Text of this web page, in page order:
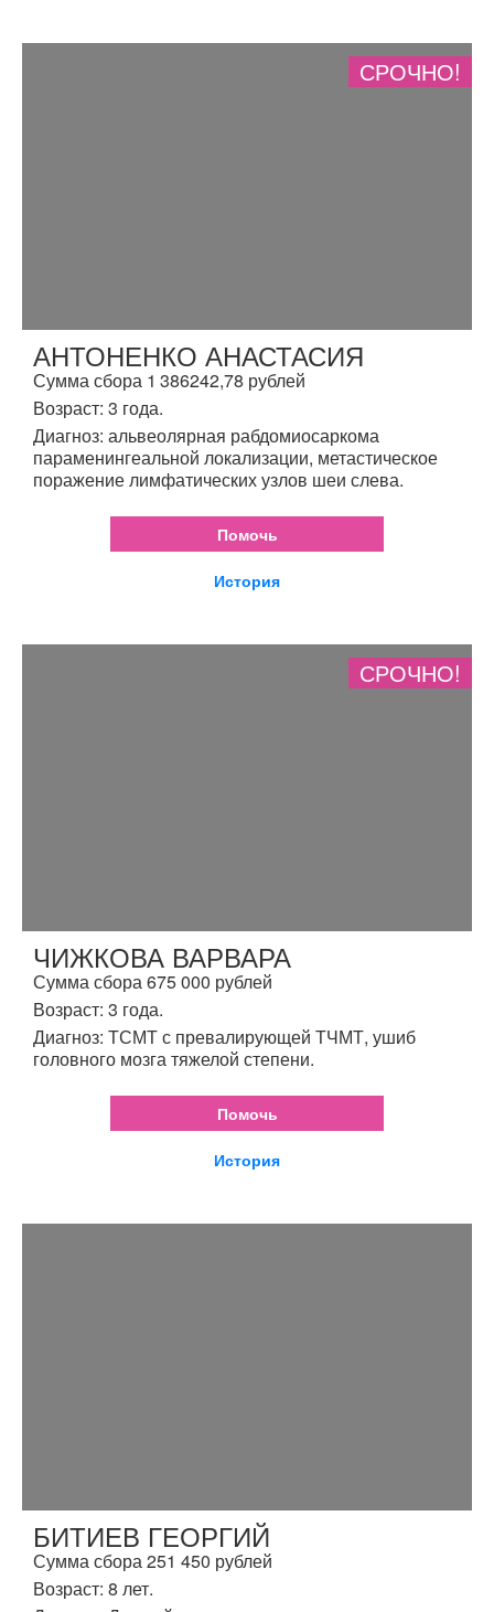
СРОЧНО!
АНТОНЕНКО АНАСТАСИЯ
Сумма сбора 1 386242,78 рублей
Возраст: 3 года.
Диагноз: альвеолярная рабдомиосаркома
параменингеальной локализации, метастическое
поражение лимфатических узлов шеи слева.
Помочь
История
СРОЧНО!
ЧИЖКОВА ВАРВАРА
Сумма сбора 675 000 рублей
Возраст: 3 года.
Диагноз: ТСМТ с превалирующей ТЧМТ, ушиб
головного мозга тяжелой степени.
Помочь
История
БИТИЕВ ГЕОРГИЙ
Сумма сбора 251 450 рублей
Возраст: 8 лет.